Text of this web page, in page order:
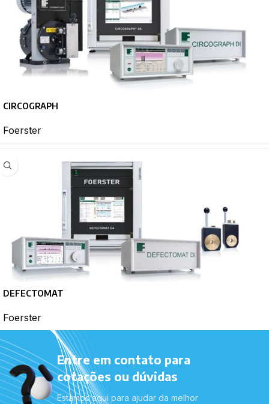
CIRCOGRAPH
Foerster
DEFECTOMAT
Foerster
Entre em contato para
cotações ou dúvidas
Estamos aqui para ajudar da melhor